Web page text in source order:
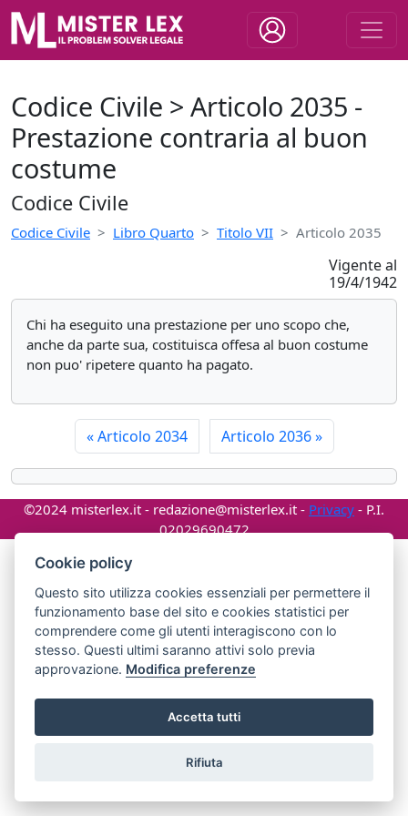
Codice Civile > Articolo 2035 -
Prestazione contraria al buon
costume
Codice Civile
Codice Civile Libro Quarto Titolo VII Articolo 2035
Vigente al
19/4/1942
Chi ha eseguito una prestazione per uno scopo che,
anche da parte sua, costituisca offesa al buon costume
non puo' ripetere quanto ha pagato.
«Articolo 2034 Articolo 2036»
©2024 misterlex.it - redazione@misterlex.it - Privacy - P.I.
02029690472
Cookie policy
Questo sito utilizza cookies essenziali per permettere il
funzionamento base del sito e cookies statistici per
comprendere come gli utenti interagiscono con lo
stesso. Questi ultimi saranno attivi solo previa
approvazione. Modifica preferenze
Accetta tutti
Rifiuta